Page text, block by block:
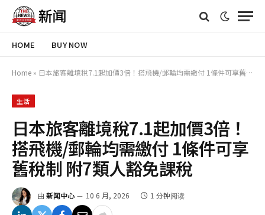
HOME BUY NOW
Home » 日本旅客離境稅7.1起加價3倍！搭飛機/郵輪均需繳付 1條件可享舊稅制 附7類人豁免課稅
生活
日本旅客離境稅7.1起加價3倍！
搭飛機/郵輪均需繳付 1條件可享
舊稅制 附7類人豁免課稅
由 新闻中心 10 6 月, 2026 1 分钟阅读